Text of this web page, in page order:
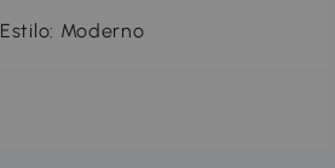
Estilo: Moderno